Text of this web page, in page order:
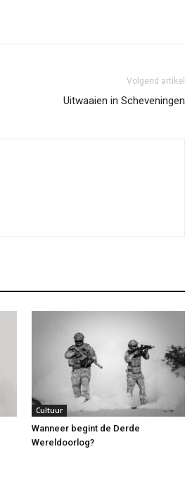
Volgend artikel
Uitwaaien in Scheveningen
Cultuur
Wanneer begint de Derde
Wereldoorlog?